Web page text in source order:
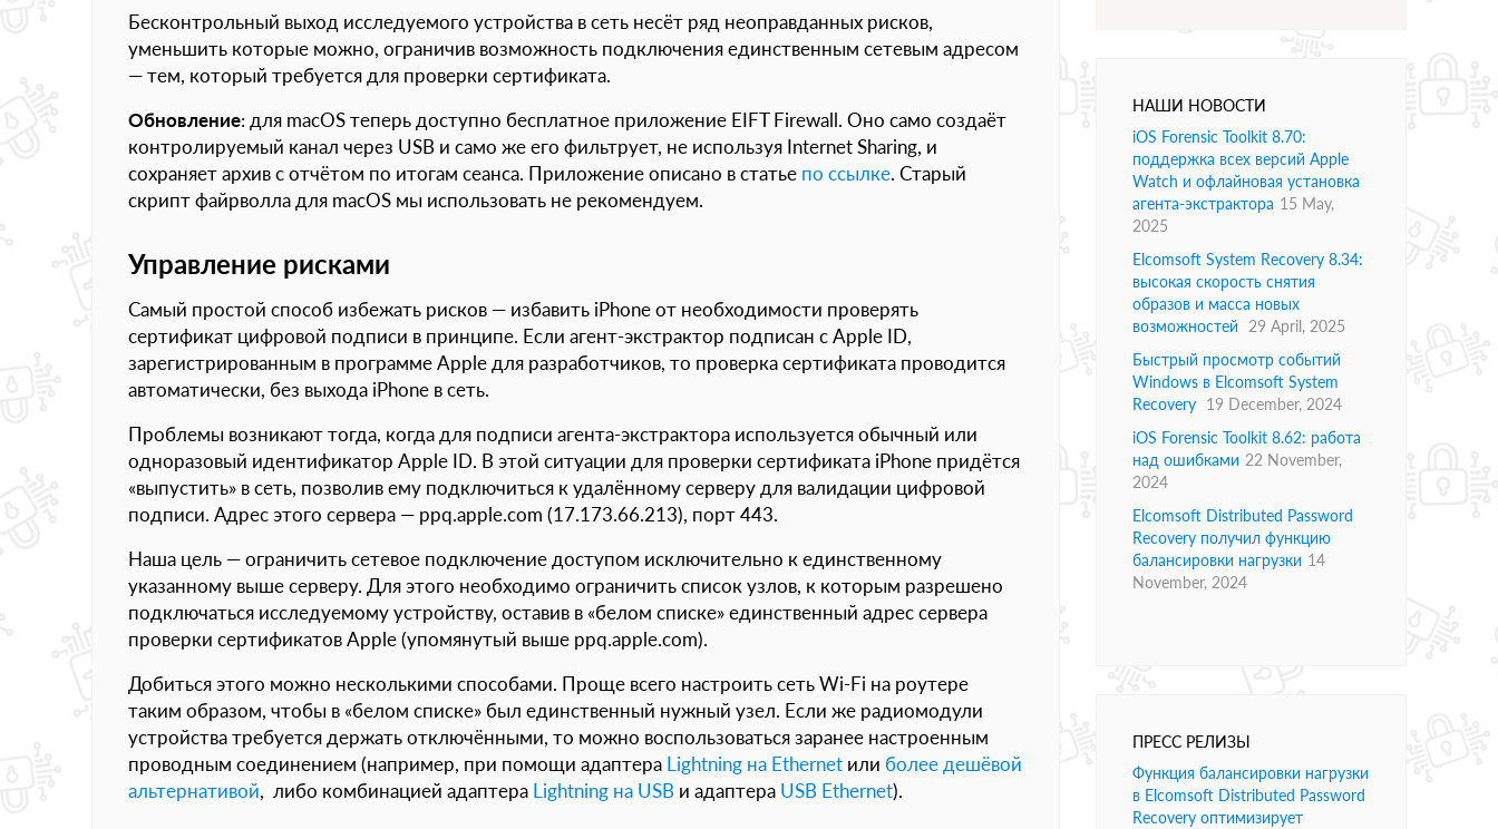
Бесконтрольный выход исследуемого устройства в сеть несёт ряд неоправданных рисков,
уменьшить которые можно, ограничив возможность подключения единственным сетевым адресом
— тем, который требуется для проверки сертификата.
Обновление: для macOS теперь доступно бесплатное приложение EIFT Firewall. Оно само создаёт
контролируемый канал через USB и само же его фильтрует, не используя Internet Sharing, и
сохраняет архив с отчётом по итогам сеанса. Приложение описано в статье по ссылке. Старый
скрипт файрволла для macOS мы использовать не рекомендуем.
Управление рисками
Самый простой способ избежать рисков — избавить iPhone от необходимости проверять
сертификат цифровой подписи в принципе. Если агент-экстрактор подписан с Apple ID,
зарегистрированным в программе Apple для разработчиков, то проверка сертификата проводится
автоматически, без выхода iPhone в сеть.
Проблемы возникают тогда, когда для подписи агента-экстрактора используется обычный или
одноразовый идентификатор Apple ID. В этой ситуации для проверки сертификата iPhone придётся
«выпустить» в сеть, позволив ему подключиться к удалённому серверу для валидации цифровой
подписи. Адрес этого сервера — ppq.apple.com (17.173.66.213), порт 443.
Наша цель — ограничить сетевое подключение доступом исключительно к единственному
указанному выше серверу. Для этого необходимо ограничить список узлов, к которым разрешено
подключаться исследуемому устройству, оставив в «белом списке» единственный адрес сервера
проверки сертификатов Apple (упомянутый выше ppq.apple.com).
Добиться этого можно несколькими способами. Проще всего настроить сеть Wi-Fi на роутере
таким образом, чтобы в «белом списке» был единственный нужный узел. Если же радиомодули
устройства требуется держать отключёнными, то можно воспользоваться заранее настроенным
проводным соединением (например, при помощи адаптера Lightning на Ethernet или более дешёвой
альтернативой, либо комбинацией адаптера Lightning на USB и адаптера USB Ethernet).
НАШИ НОВОСТИ
iOS Forensic Toolkit 8.70:
поддержка всех версий Apple
Watch и офлайновая установка
агента-экстрактора 15 May,
2025
Elcomsoft System Recovery 8.34:
высокая скорость снятия
образов и масса новых
возможностей
29 April, 2025
Быстрый просмотр событий
Windows в Elcomsoft System
Recovery 19 December, 2024
iOS Forensic Toolkit 8.62: работа
над ошибками 22 November,
2024
Elcomsoft Distributed Password
Recovery получил функцию
балансировки нагрузки 14
November, 2024
ПРЕСС РЕЛИЗЫ
Функция балансировки нагрузки
в Elcomsoft Distributed Password
Recovery оптимизирует